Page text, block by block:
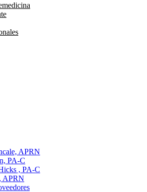
APRN
PA-C
, PA-C
APRN